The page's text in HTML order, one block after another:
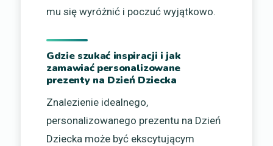
mu się wyróżnić i poczuć wyjątkowo.
Gdzie szukać inspiracji i jak
zamawiać personalizowane
prezenty na Dzień Dziecka
Znalezienie idealnego,
personalizowanego prezentu na Dzień
Dziecka może być ekscytującym